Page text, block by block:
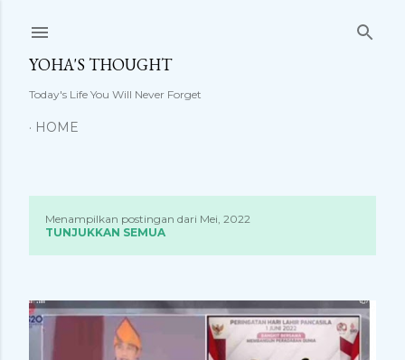
YOHA'S THOUGHT
Today's Life You Will Never Forget
HOME
s
t
Menampilkan postingan dari Mei, 2022
TUNJUKKAN SEMUA